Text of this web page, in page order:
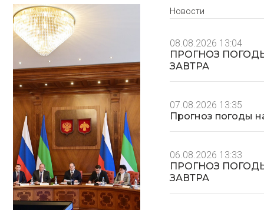
Новости
08.08.2026 13:04
ПРОГНОЗ
ЗАВТРА
07.08.2026 13:35
Прогноз погоды
06.08.2026 13:33
ПРОГНОЗ
ЗАВТРА